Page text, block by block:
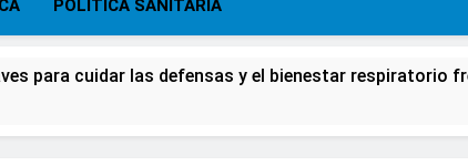
POLÍTICA SANITARIA
para cuidar las defensas y el bienestar respiratorio